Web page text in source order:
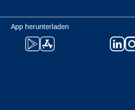
App herunterladen